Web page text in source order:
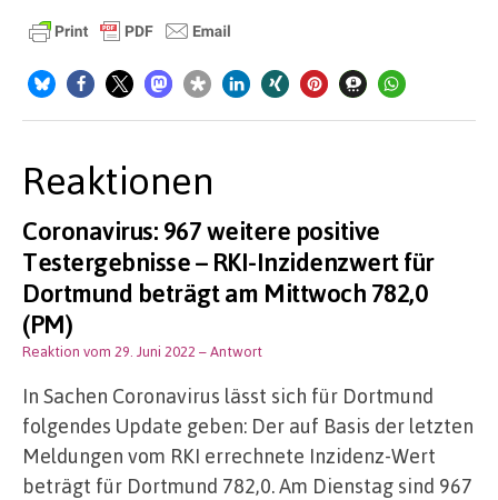
Reaktionen
Coronavirus: 967 weitere positive
Testergebnisse – RKI-Inzidenzwert für
Dortmund beträgt am Mittwoch 782,0
(PM)
Reaktion vom 29. Juni 2022 – Antwort
In Sachen Coronavirus lässt sich für Dortmund
folgendes Update geben: Der auf Basis der letzten
Meldungen vom RKI errechnete Inzidenz-Wert
beträgt für Dortmund 782,0. Am Dienstag sind 967